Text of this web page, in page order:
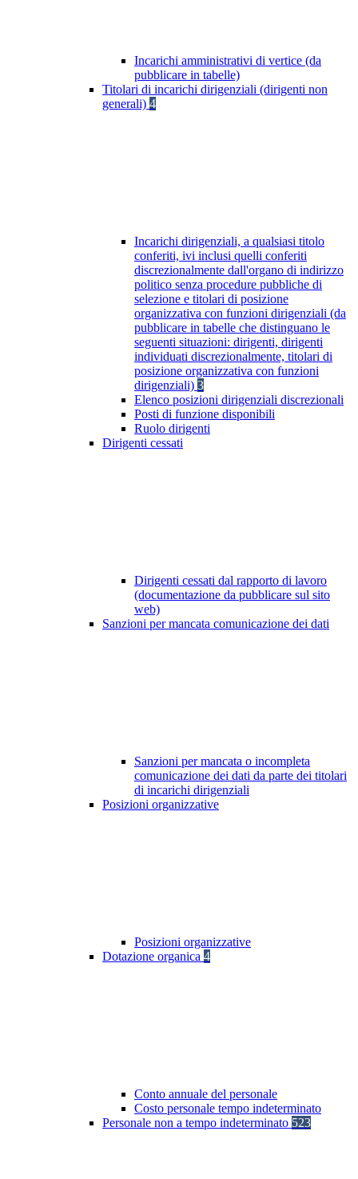
Incarichi amministrativi di vertice (da
pubblicare in tabelle)
Titolari di incarichi dirigenziali (dirigenti non
generali) 4
Incarichi dirigenziali, a qualsiasi titolo
conferiti, ivi inclusi quelli conferiti
discrezionalmente dall'organo di indirizzo
politico senza procedure pubbliche di
selezione e titolari di posizione
organizzativa con funzioni dirigenziali (da
pubblicare in tabelle che distinguano le
seguenti situazioni: dirigenti, dirigenti
individuati discrezionalmente, titolari di
posizione organizzativa con funzioni
dirigenziali) 3
Elenco posizioni dirigenziali discrezionali
Posti di funzione disponibili
Ruolo dirigenti
Dirigenti cessati
Dirigenti cessati dal rapporto di lavoro
(documentazione da pubblicare sul sito
web)
Sanzioni per mancata comunicazione dei dati
Sanzioni per mancata o incompleta
comunicazione dei dati da parte dei titolari
di incarichi dirigenziali
Posizioni organizzative
Posizioni organizzative
Dotazione organica 4
Conto annuale del personale
Costo personale tempo indeterminato
Personale non a tempo indeterminato 523